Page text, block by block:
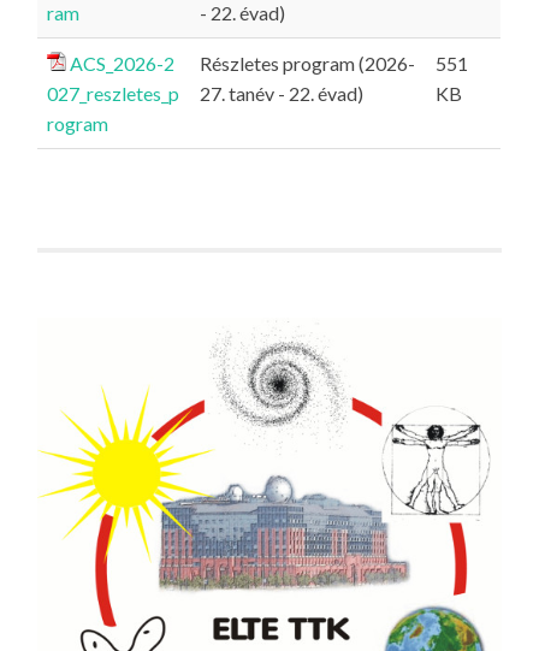
ram
- 22. évad)
ACS_2026-2
027_reszletes_p
rogram
Részletes program (2026-
27. tanév - 22. évad)
551
KB